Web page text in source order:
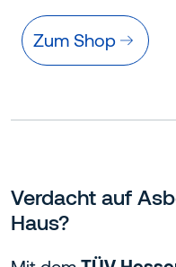
Zum Shop
Verdacht auf
Haus?